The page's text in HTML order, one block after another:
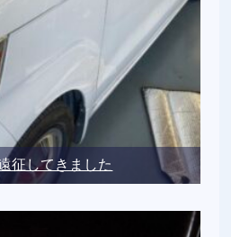
征してきました